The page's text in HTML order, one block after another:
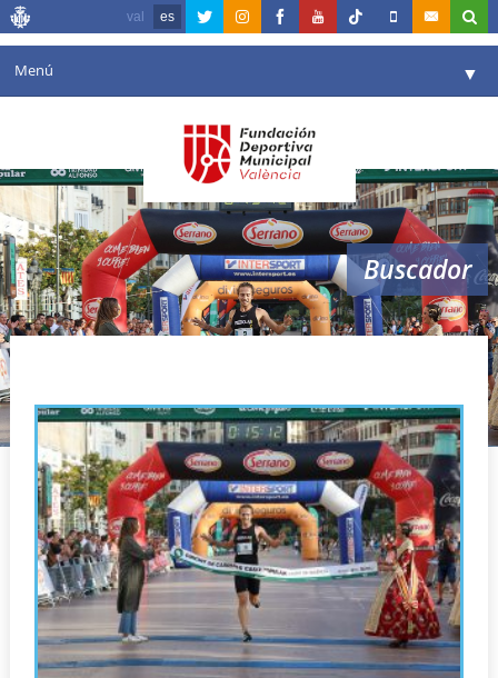
val es
Menú ▼
Agenda
Instalaciones ▼
Comunicación ▼
Valencia en deporte ▼
Reservas
Buscador
dorsales